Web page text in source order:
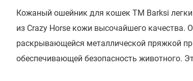
Кожаный ошейник для кошек ТМ Barksi
из Crazy Horse кожи высочайшего качества.
раскрывающейся металлической пряжкой
обеспечивающей безопасность животного.